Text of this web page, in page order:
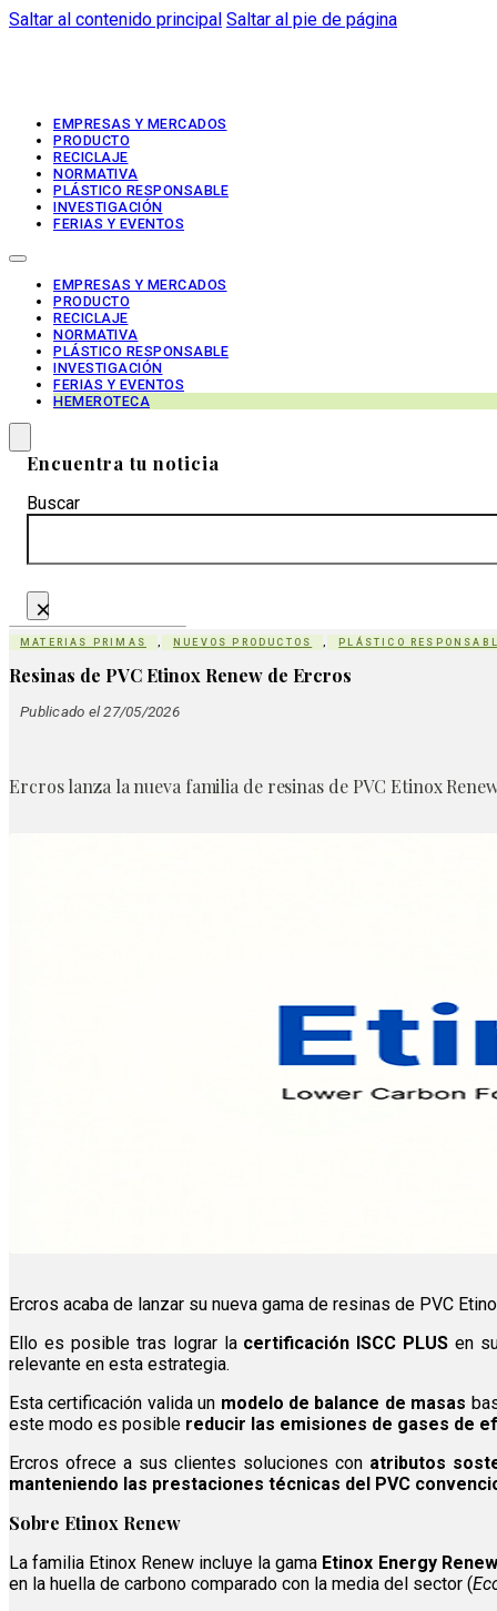
Saltar al contenido principal Saltar al pie de página
EMPRESAS Y MERCADOS
PRODUCTO
RECICLAJE
NORMATIVA
PLÁSTICO RESPONSABLE
INVESTIGACIÓN
FERIAS Y EVENTOS
EMPRESAS Y MERCADOS
PRODUCTO
RECICLAJE
NORMATIVA
PLÁSTICO RESPONSABLE
INVESTIGACIÓN
FERIAS Y EVENTOS
HEMEROTECA
Encuentra tu noticia
Buscar
×
MATERIAS PRIMAS , NUEVOS PRODUCTOS , PLÁSTICO
Resinas de PVC Etinox Renew de Ercros
Publicado el 27/05/2026
Ercros lanza la nueva familia de resinas de PVC Etinox
Ercros acaba de lanzar su nueva gama de resinas de PVC
Ello es posible tras lograr la certificación ISCC PLUS en
relevante en esta estrategia.
Esta certificación valida un modelo de balance de masas
este modo es posible reducir las emisiones de gases de
Ercros ofrece a sus clientes soluciones con atributos
manteniendo las prestaciones técnicas del PVC
Sobre Etinox Renew
La familia Etinox Renew incluye la gama Etinox Energy Renew
en la huella de carbono comparado con la media del sector (